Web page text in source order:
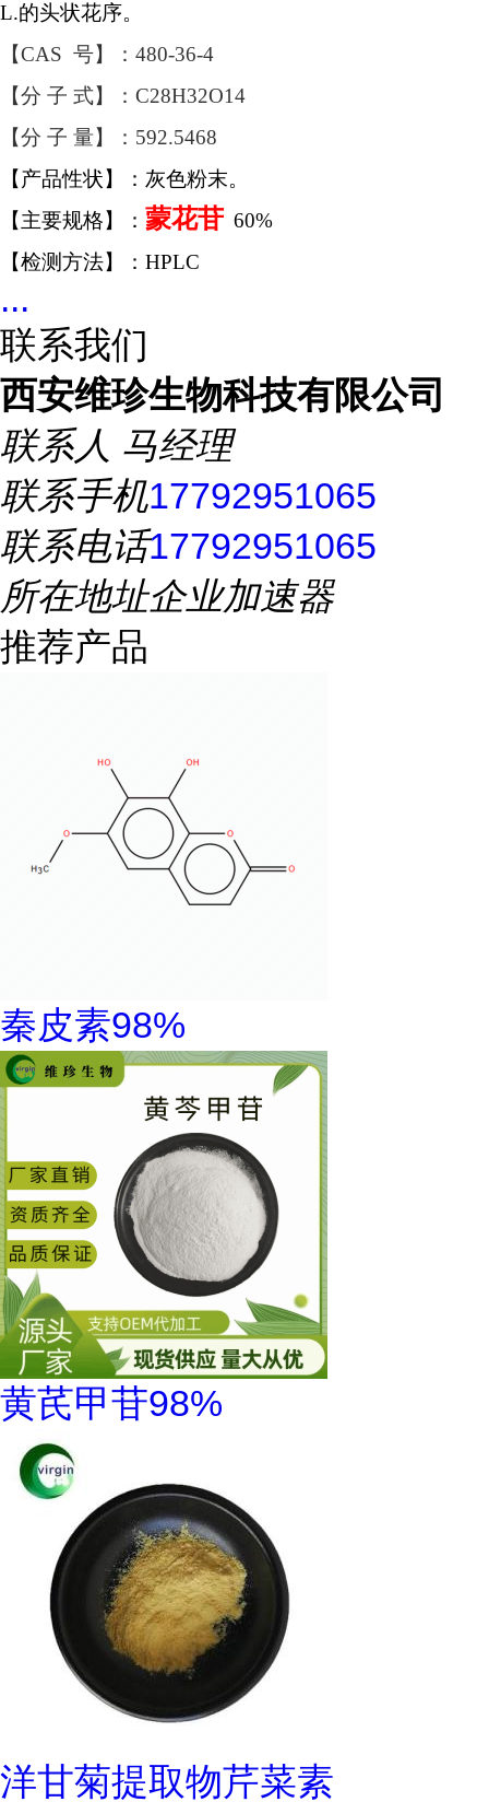
L.的头状花序。
【CAS 号】：480-36-4
【分 子 式】：C28H32O14
【分 子 量】：592.5468
【产品性状】：灰色粉末。
【主要规格】： 蒙花苷 60%
【检测方法】：HPLC
...
联系我们
西安维珍生物科技有限公司
联系人 马经理
联系手机17792951065
联系电话17792951065
所在地址企业加速器
推荐产品
秦皮素98%
黄芪甲苷98%
洋甘菊提取物芹菜素